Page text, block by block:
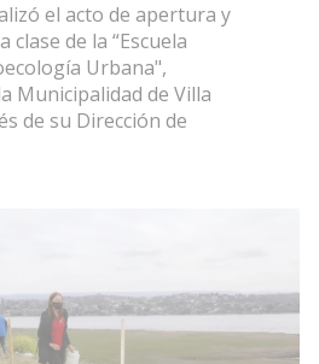
el acto de apertura y
de la “Escuela
Urbana",
Municipalidad de Villa
de su Dirección de